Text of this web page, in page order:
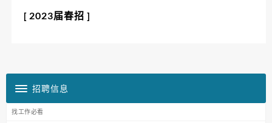
招聘信息
找工作必看
[ 2023届春招 ]